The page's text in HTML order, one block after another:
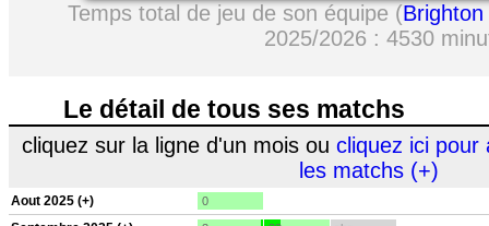
Temps total de jeu de son équipe (Brighton
2025/2026 : 4530
Le détail de tous ses matchs
cliquez sur la ligne d'un mois ou cliquez ici pour
les matchs (+)
Aout 2025 (+) 0